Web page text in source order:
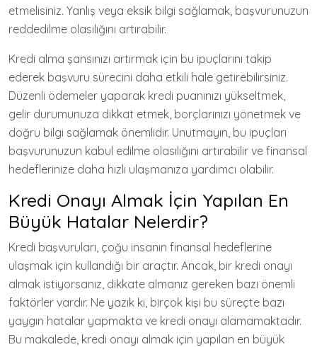
etmelisiniz. Yanlış veya eksik bilgi sağlamak, başvurunuzun
reddedilme olasılığını artırabilir.
Kredi alma şansınızı artırmak için bu ipuçlarını takip
ederek başvuru sürecini daha etkili hale getirebilirsiniz.
Düzenli ödemeler yaparak kredi puanınızı yükseltmek,
gelir durumunuza dikkat etmek, borçlarınızı yönetmek ve
doğru bilgi sağlamak önemlidir. Unutmayın, bu ipuçları
başvurunuzun kabul edilme olasılığını artırabilir ve finansal
hedeflerinize daha hızlı ulaşmanıza yardımcı olabilir.
Kredi Onayı Almak İçin Yapılan En
Büyük Hatalar Nelerdir?
Kredi başvuruları, çoğu insanın finansal hedeflerine
ulaşmak için kullandığı bir araçtır. Ancak, bir kredi onayı
almak istiyorsanız, dikkate almanız gereken bazı önemli
faktörler vardır. Ne yazık ki, birçok kişi bu süreçte bazı
yaygın hatalar yapmakta ve kredi onayı alamamaktadır.
Bu makalede, kredi onayı almak için yapılan en büyük